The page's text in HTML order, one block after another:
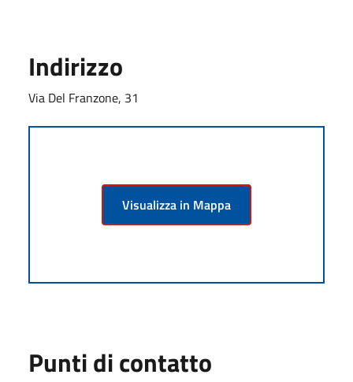
Indirizzo
Via Del Franzone, 31
Visualizza in Mappa
Punti di contatto